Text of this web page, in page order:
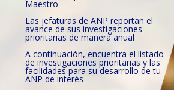
Maestro.
Las jefaturas de ANP reportan el
avance de sus investigaciones
prioritarias de manera anual
A continuación, encuentra el listado
de investigaciones prioritarias y las
facilidades para su desarrollo de tu
ANP de interés